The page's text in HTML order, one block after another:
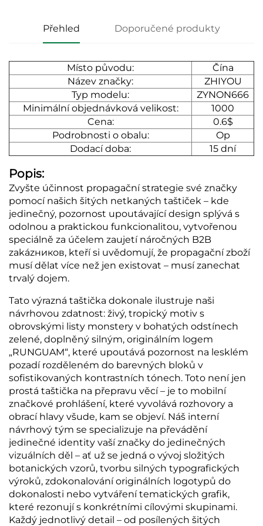
Přehled Doporučené produkty
Místo původu:
Čína
Název značky:
ZHIYOU
Typ modelu:
ZYNON666
Minimální objednávková velikost:
1000
Cena:
0.6$
Podrobnosti o obalu:
Op
Dodací doba:
15 dní
Popis:
Zvyšte účinnost propagační strategie své značky
pomocí našich šitých netkaných taštiček – kde
jedinečný, pozornost upoutávající design splývá s
odolnou a praktickou funkcionalitou, vytvořenou
speciálně za účelem zaujetí náročných B2B
zakázников, kteří si uvědomují, že propagační zboží
musí dělat více než jen existovat – musí zanechat
trvalý dojem.
Tato výrazná taštička dokonale ilustruje naši
návrhovou zdatnost: živý, tropický motiv s
obrovskými listy monstery v bohatých odstínech
zelené, doplněný silným, originálním logem
„RUNGUAM“, které upoutává pozornost na lesklém
pozadí rozděleném do barevných bloků v
sofistikovaných kontrastních tónech. Toto není jen
prostá taštička na přepravu věcí – je to mobilní
značkové prohlášení, které vyvolává rozhovory a
obrací hlavy všude, kam se objeví. Náš interní
návrhový tým se specializuje na převádění
jedinečné identity vaší značky do jedinečných
vizuálních děl – ať už se jedná o vývoj složitých
botanických vzorů, tvorbu silných typografických
výroků, zdokonalování originálních logotypů do
dokonalosti nebo vytváření tematických grafik,
které rezonují s konkrétními cílovými skupinami.
Každý jednotlivý detail – od posílených šitých